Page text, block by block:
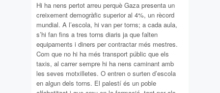
Hi ha nens pertot arreu perquè Gaza presenta un
creixement demogràfic superior al 4%, un rècord
mundial. A l’escola, hi van per torns; a cada aula,
s’hi fan fins a tres torns diaris ja que falten
equipaments i diners per contractar més mestres.
Com que no hi ha més transport públic que els
taxis, al carrer sempre hi ha nens caminant amb
les seves motxilletes. O entren o surten d’escola
en algun dels torns. El palestí és un poble